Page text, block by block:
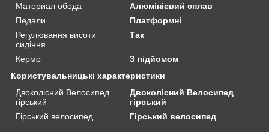
Материал обода
Алюмінієвий сплав
Педали
Платформні
Регулювання висоти
сидіння
Так
Кермо
З підйомом
Користувальницькі характеристики
Двоколісний Велосипед
гірський
Двоколісний Велосипед
гірський
Гірський велосипед
Гірський велосипед